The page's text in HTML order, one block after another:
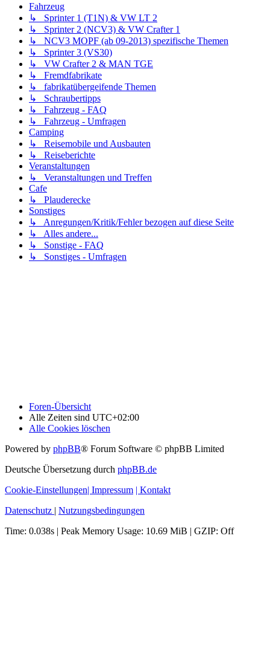
Fahrzeug
↳ Sprinter 1 (T1N) & VW LT 2
↳ Sprinter 2 (NCV3) & VW Crafter 1
↳ NCV3 MOPF (ab 09-2013) spezifische Themen
↳ Sprinter 3 (VS30)
↳ VW Crafter 2 & MAN TGE
↳ Fremdfabrikate
↳ fabrikatübergeifende Themen
↳ Schraubertipps
↳ Fahrzeug - FAQ
↳ Fahrzeug - Umfragen
Camping
↳ Reisemobile und Ausbauten
↳ Reiseberichte
Veranstaltungen
↳ Veranstaltungen und Treffen
Cafe
↳ Plauderecke
Sonstiges
↳ Anregungen/Kritik/Fehler bezogen auf diese Seite
↳ Alles andere...
↳ Sonstige - FAQ
↳ Sonstiges - Umfragen
Foren-Übersicht
Alle Zeiten sind UTC+02:00
Alle Cookies löschen
Powered by phpBB® Forum Software © phpBB Limited
Deutsche Übersetzung durch phpBB.de
Cookie-Einstellungen| Impressum | Kontakt
Datenschutz | Nutzungsbedingungen
Time: 0.038s | Peak Memory Usage: 10.69 MiB | GZIP: Off